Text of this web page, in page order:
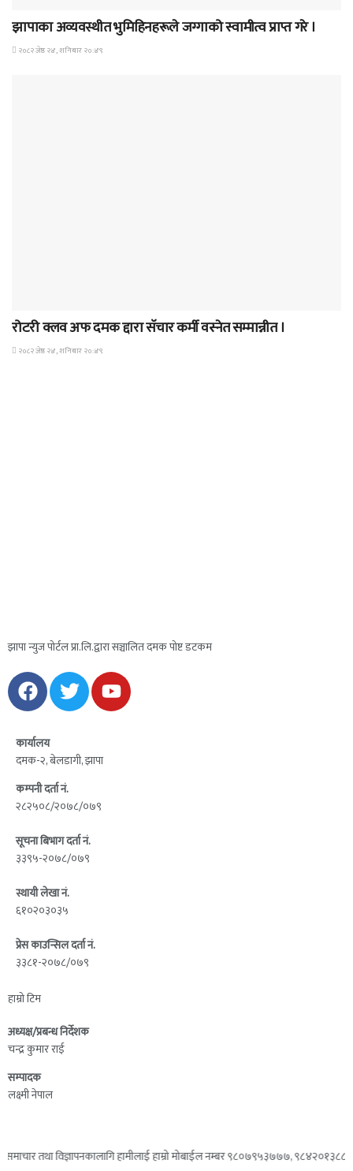
झापाका अव्यवस्थीत भुमिहिनहरूले जग्गाको स्वामीत्व प्राप्त गरे ।
२०८२ जेष्ठ २४, शनिबार २०:४९
रोटरी क्लव अफ दमक द्दारा सॅचार कर्मी वस्नेत सम्मान्नीत ।
२०८२ जेष्ठ २४, शनिबार २०:४९
झापा न्युज पोर्टल प्रा.लि.द्वारा सञ्चालित दमक पोष्ट डटकम
कार्यालय
दमक-२, बेलडागी, झापा
कम्पनी दर्ता नं.
२८२५०८/२०७८/०७९
सूचना बिभाग दर्ता नं.
३३९५-२०७८/०७९
स्थायी लेखा नं.
६१०२०३०३५
प्रेस काउन्सिल दर्ता नं.
३३८१-२०७८/०७९
हाम्रो टिम
अध्यक्ष/प्रबन्ध निर्देशक
चन्द्र कुमार राई
सम्पादक
लक्ष्मी नेपाल
तथा विज्ञापनकालागि हामीलाई हाम्रो मोबाईल नम्बर ९८०७९५३७७७, ९८४२०१३८८३ वा